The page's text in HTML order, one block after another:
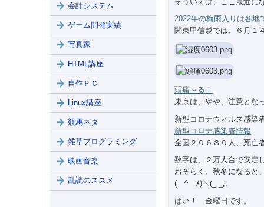
2022年の梅雨入りは各地
関東甲信越では、６月１
頭痛～る！
東京は、やや、注意とな
新型コロナウィルス感染
新型コロナ感染者情報
全国２０６８０人、死亡
数字は、２万人台で安定
おそらく、秋冬になると
(￣^￣ﾒ)＼(_ _;;
はい！ 金曜日です。
会計システム
ゲーム開発実績
写真家
HTML講座
自作ＰＣ
Linux講座
競馬ネタ
雑草プログラミング
映画音楽
乱読のススメ